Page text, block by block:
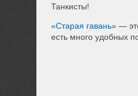
Танкисты!
«Старая гавань» —
есть много удобных